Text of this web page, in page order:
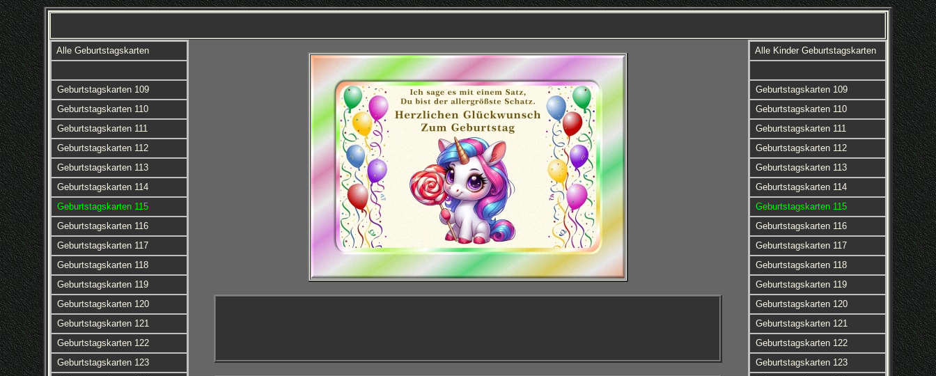
Alle Geburtstagskarten
Geburtstagskarten 109
Geburtstagskarten 110
Geburtstagskarten 111
Geburtstagskarten 112
Geburtstagskarten 113
Geburtstagskarten 114
Geburtstagskarten 115
Geburtstagskarten 116
Geburtstagskarten 117
Geburtstagskarten 118
Geburtstagskarten 119
Geburtstagskarten 120
Geburtstagskarten 121
Geburtstagskarten 122
Geburtstagskarten 123
Alle Kinder Geburtstagskarten
Geburtstagskarten 109
Geburtstagskarten 110
Geburtstagskarten 111
Geburtstagskarten 112
Geburtstagskarten 113
Geburtstagskarten 114
Geburtstagskarten 115
Geburtstagskarten 116
Geburtstagskarten 117
Geburtstagskarten 118
Geburtstagskarten 119
Geburtstagskarten 120
Geburtstagskarten 121
Geburtstagskarten 122
Geburtstagskarten 123